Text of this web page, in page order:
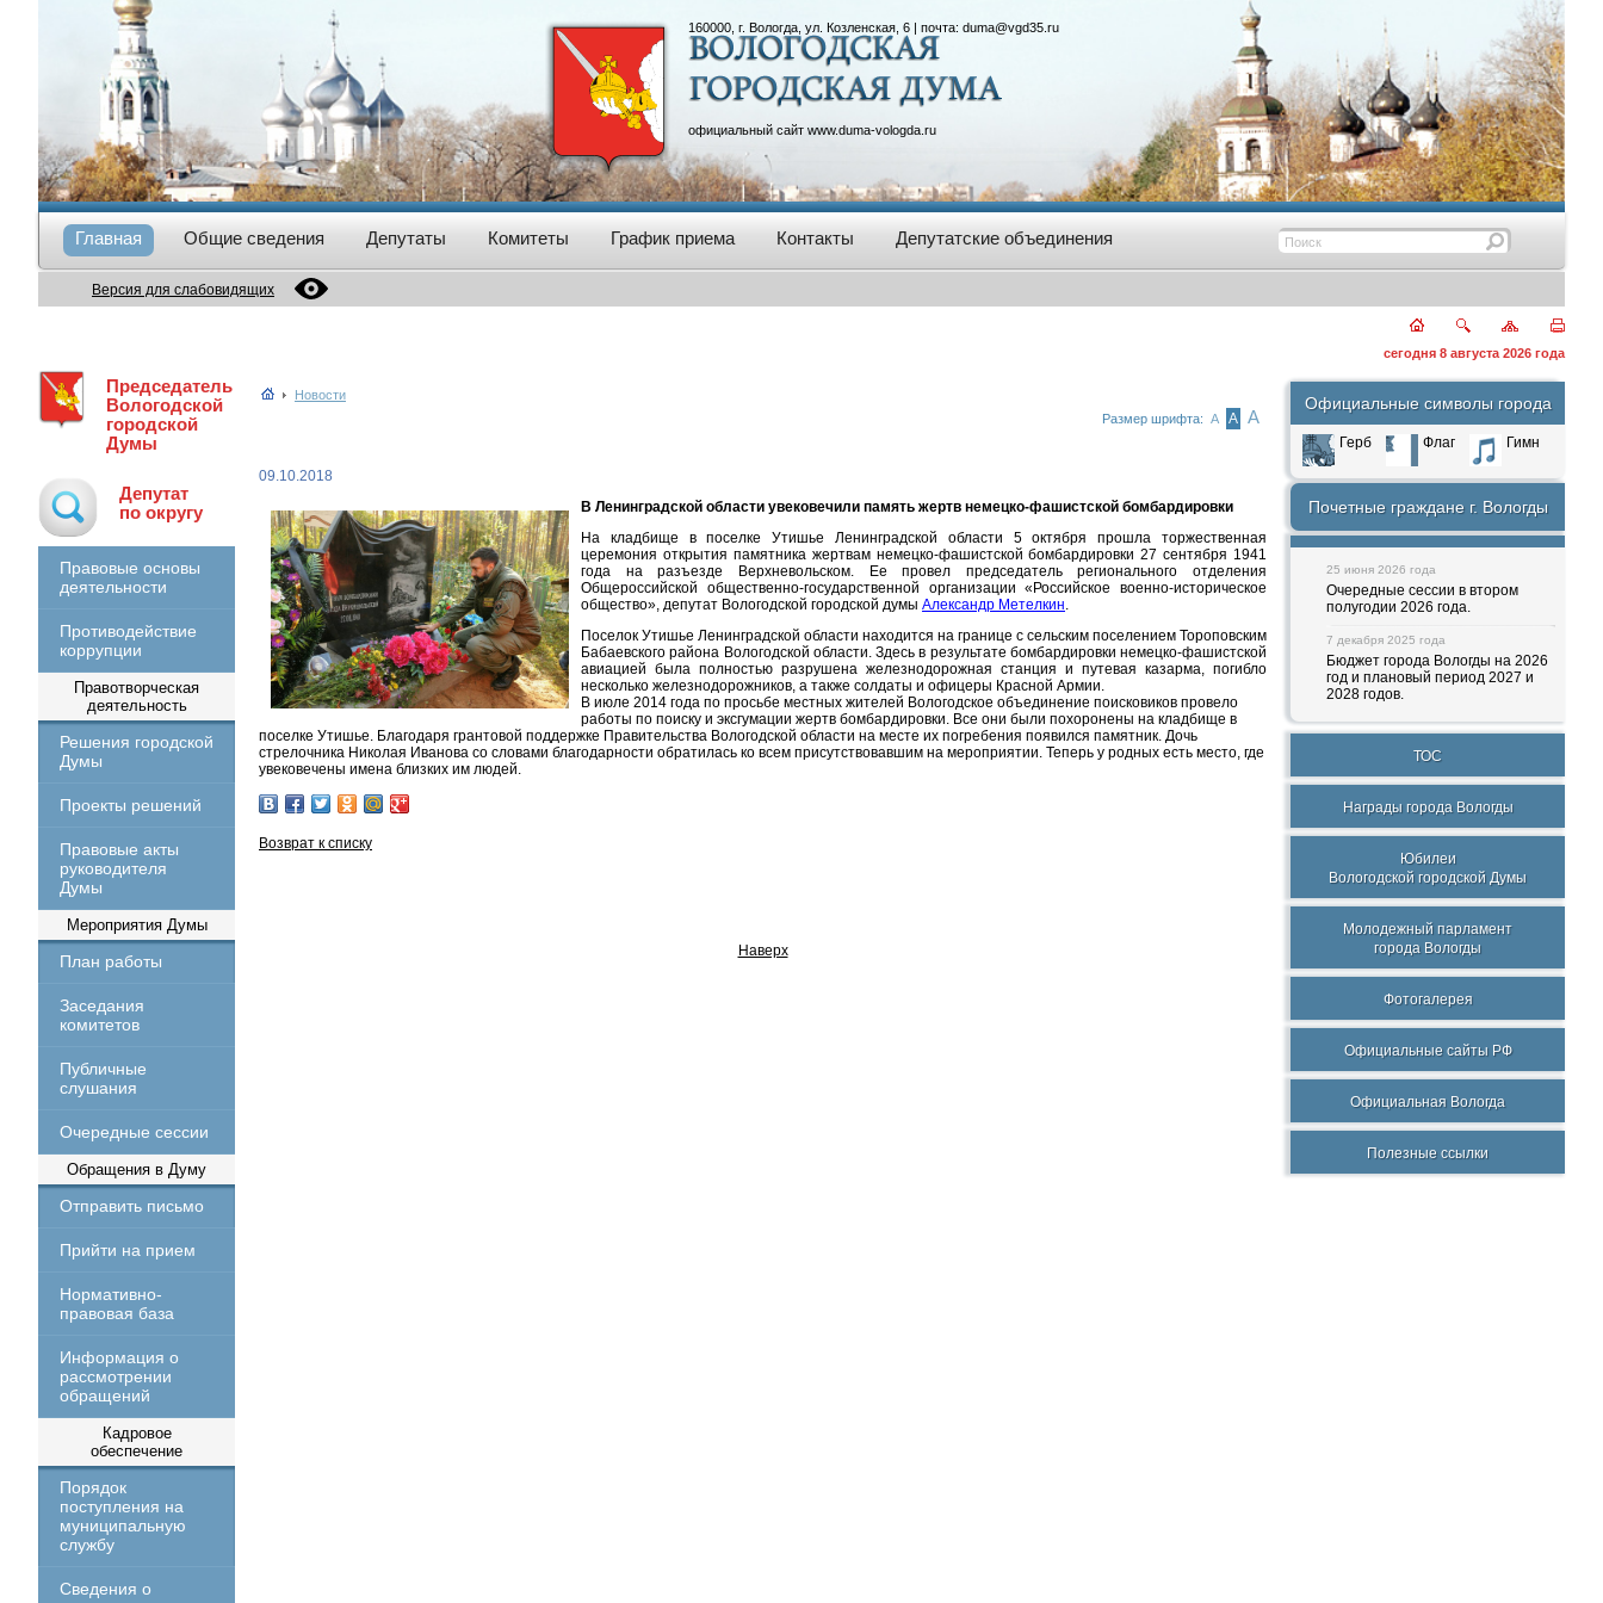
160000, г. Вологда, ул. Козленская, 6 | почта: duma@vgd35.ru
официальный сайт www.duma-vologda.ru
Главная Общие сведения Депутаты Комитеты График приема Контакты Депутатские объединения
Версия для слабовидящих
сегодня 8 августа 2026 года
Председатель
Вологодской
городской
Думы
Депутат
по округу
Правовые основы
деятельности
Противодействие
коррупции
Правотворческая
деятельность
Решения городской
Думы
Проекты решений
Правовые акты
руководителя
Думы
Мероприятия Думы
План работы
Заседания
комитетов
Публичные
слушания
Очередные сессии
Обращения в Думу
Отправить письмо
Прийти на прием
Нормативно-
правовая база
Информация о
рассмотрении
обращений
Кадровое
обеспечение
Порядок
поступления на
муниципальную
службу
Сведения о
Новости
Размер шрифта: А А А
09.10.2018
В Ленинградской области увековечили память жертв немецко-фашистской бомбардировки
На кладбище в поселке Утишье Ленинградской области 5 октября прошла торжественная
церемония открытия памятника жертвам немецко-фашистской бомбардировки 27 сентября 1941
года на разъезде Верхневольском. Ее провел председатель регионального отделения
Общероссийской общественно-государственной организации «Российское военно-историческое
общество», депутат Вологодской городской думы Александр Метелкин.
Поселок Утишье Ленинградской области находится на границе с сельским поселением Тороповским
Бабаевского района Вологодской области. Здесь в результате бомбардировки немецко-фашистской
авиацией была полностью разрушена железнодорожная станция и путевая казарма, погибло
несколько железнодорожников, а также солдаты и офицеры Красной Армии.
В июле 2014 года по просьбе местных жителей Вологодское объединение поисковиков провело
работы по поиску и эксгумации жертв бомбардировки. Все они были похоронены на кладбище в
поселке Утишье. Благодаря грантовой поддержке Правительства Вологодской области на месте их погребения появился памятник. Дочь
стрелочника Николая Иванова со словами благодарности обратилась ко всем присутствовавшим на мероприятии. Теперь у родных есть место, где
увековечены имена близких им людей.
Возврат к списку
Наверх
Официальные символы города
Герб Флаг Гимн
Почетные граждане г. Вологды
25 июня 2026 года
Очередные сессии в втором
полугодии 2026 года.
7 декабря 2025 года
Бюджет города Вологды на 2026
год и плановый период 2027 и
2028 годов.
ТОС
Награды города Вологды
Юбилеи
Вологодской городской Думы
Молодежный парламент
города Вологды
Фотогалерея
Официальные сайты РФ
Официальная Вологда
Полезные ссылки